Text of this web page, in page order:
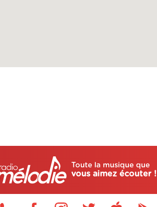
Toute la musique que
vous aimez écouter !